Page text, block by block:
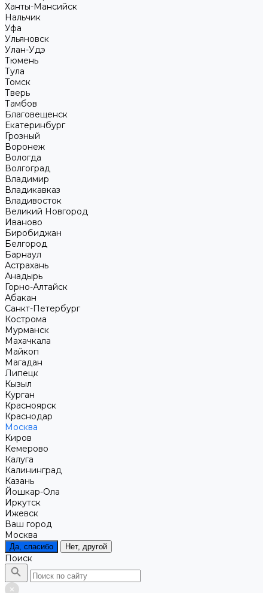
Ханты-Мансийск
Нальчик
Уфа
Ульяновск
Улан-Удэ
Тюмень
Тула
Томск
Тверь
Тамбов
Благовещенск
Екатеринбург
Грозный
Воронеж
Вологда
Волгоград
Владимир
Владикавказ
Владивосток
Великий Новгород
Иваново
Биробиджан
Белгород
Барнаул
Астрахань
Анадырь
Горно-Алтайск
Абакан
Санкт-Петербург
Кострома
Мурманск
Махачкала
Майкоп
Магадан
Липецк
Кызыл
Курган
Красноярск
Краснодар
Москва
Киров
Кемерово
Калуга
Калининград
Казань
Йошкар-Ола
Иркутск
Ижевск
Ваш город
Москва
Да, спасибо Нет, другой
Поиск